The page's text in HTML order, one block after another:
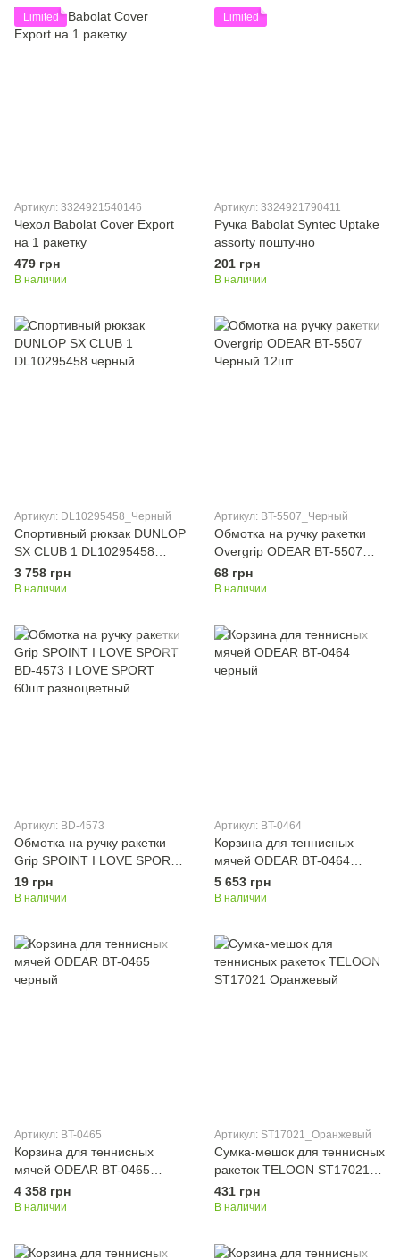
Limited
Артикул: 3324921540146
Чехол Babolat Cover Export
на 1 ракетку
479 грн
В наличии
Limited
Артикул: 3324921790411
Ручка Babolat Syntec Uptake
assorty поштучно
201 грн
В наличии
Артикул: DL10295458_Черный
Спортивный рюкзак DUNLOP
SX CLUB 1 DL10295458
черный
3 758 грн
В наличии
Артикул: BT-5507_Черный
Обмотка на ручку ракетки
Overgrip ODEAR BT-5507
Черный 12шт
68 грн
В наличии
Артикул: BD-4573
Обмотка на ручку ракетки
Grip SPOINT I LOVE SPORT
BD-4573 I LOVE SPORT
60шт разноцветный
19 грн
В наличии
Артикул: BT-0464
Корзина для теннисных
мячей ODEAR BT-0464
черный
5 653 грн
В наличии
Артикул: BT-0465
Корзина для теннисных
мячей ODEAR BT-0465
черный
4 358 грн
В наличии
Артикул: ST17021_Оранжевый
Сумка-мешок для теннисных
ракеток TELOON ST17021
Оранжевый
431 грн
В наличии